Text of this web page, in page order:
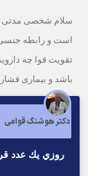
سلام شخصی مدتی
است و رابطه
باشد و بیماری
دکتر هوشنگ قوامی
روزي يك عدد قرص